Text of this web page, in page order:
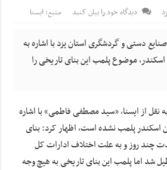
دیدگاه خود را بیان کنید منبع: ایسنا
دستی و گردشگری استان یزد با اشاره به
موضوع پلمب این بنای تاریخی را
نقل از ایسنا، «سید مصطفی فاطمی» با اشاره
اسکندر پلمب نشده است، اظهار کرد: بنای
چند روز و به علت اختلاف ادارات کل
شد اما پلمب این بنای تاریخی به هیچ وجه